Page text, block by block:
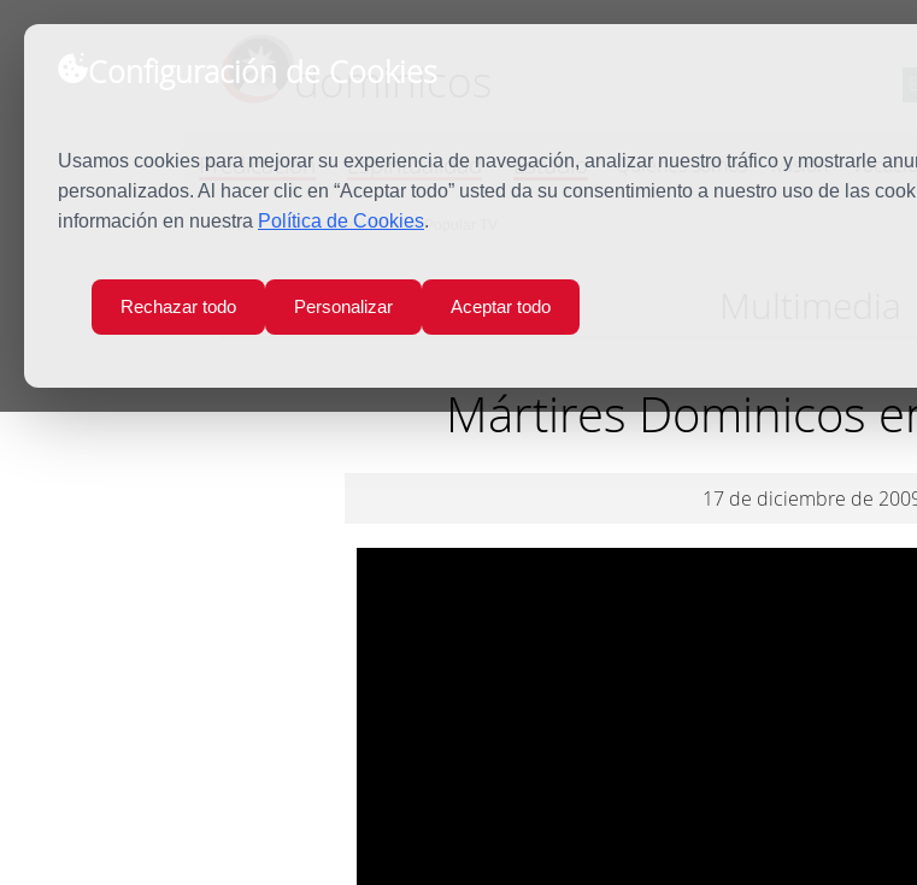
Configuración de Cookies
Usamos cookies para mejorar su experiencia de navegación, analizar nuestro tráfico y mostrarle
personalizados. Al hacer clic en “Aceptar todo” usted da su consentimiento a nuestro uso de las
información en nuestra Política de Cookies.
Rechazar todo Personalizar Aceptar todo
dominicos
Predicación Espiritualidad Estudio Quiénes somos Misión
Inicio Mártires Dominicos en Popular TV
Mártires Dominicos
17 de diciembre de